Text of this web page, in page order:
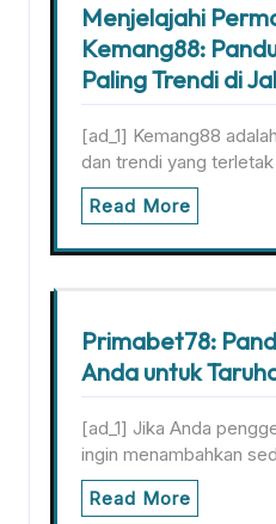
Menjelajahi
Kemang88:
Paling Trendi di
[ad_1] Kemang88
dan trendi yang
Read More
Primabet78:
Anda untuk
[ad_1] Jika Anda
ingin menambahkan
Read More